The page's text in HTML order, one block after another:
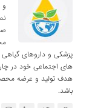
و
پزشکی و داروهای
های اجتماعی خود در
هدف تولید و عرضه
باشد.